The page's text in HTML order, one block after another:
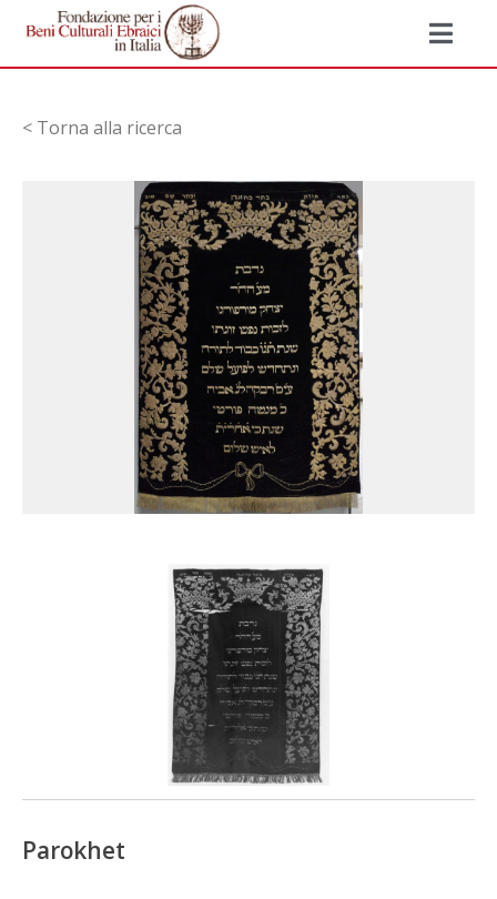
< Torna alla ricerca
Parokhet